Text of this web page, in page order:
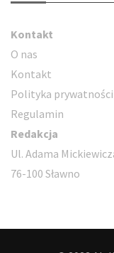
Kontakt
O nas
Kontakt
Polityka prywatności
Regulamin
Redakcja
Ul. Adama
76-100 Sławno